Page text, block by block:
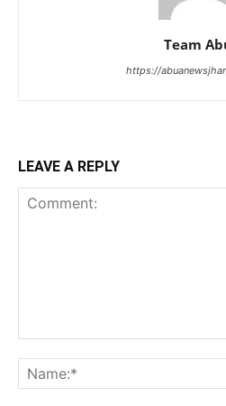
Team
https://
LEAVE A REPLY